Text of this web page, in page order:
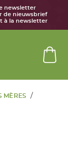
newsletter
de nieuwsbrief
à la newsletter
MÈRES /